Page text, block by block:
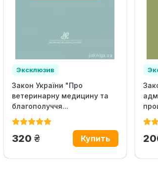
Эксклюзив
Закон України "Про
ветеринарну медицину та
благополуччя...
320 грн.